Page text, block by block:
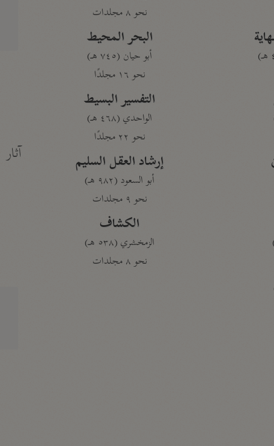
نحو ٨ مجلدات
البحر المحيط
أبو حيان (٧٤٥ هـ)
نحو ١٦ مجلدًا
التفسير البسيط
الواحدي (٤٦٨ هـ)
نحو ٢٢ مجلدًا
إرشاد العقل السليم
أبو السعود (٩٨٢ هـ)
نحو ٩ مجلدات
الكشاف
الزمخشري (٥٣٨ هـ)
نحو ٨ مجلدات
آثار